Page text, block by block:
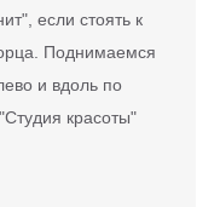
если стоять к
Поднимаемся
и вдоль по
красоты"